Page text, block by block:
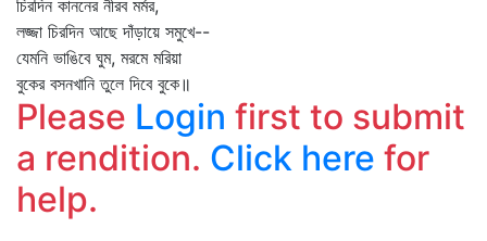
চিরদিন কাননের নীরব মর্মর,
লজ্জা চিরদিন আছে দাঁড়ায়ে সমুখে--
যেমনি ভাঙিবে ঘুম, মরমে মরিয়া
বুকের বসনখানি তুলে দিবে বুকে॥
Please Login first to submit
a rendition. Click here for
help.